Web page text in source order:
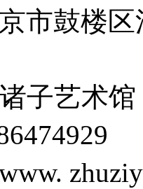
市鼓楼
子艺术馆